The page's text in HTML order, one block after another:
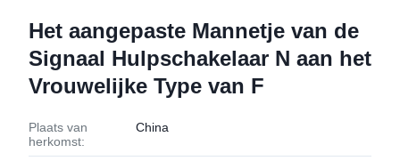
Het aangepaste Mannetje van de
Signaal Hulpschakelaar N aan het
Vrouwelijke Type van F
Plaats van
herkomst:
China